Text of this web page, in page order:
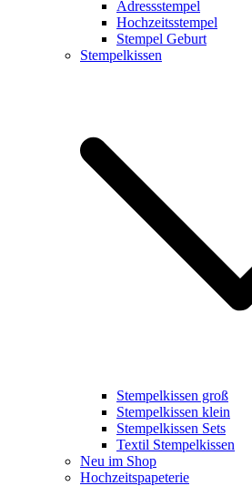
Adressstempel
Hochzeitsstempel
Stempel Geburt
Stempelkissen
Stempelkissen groß
Stempelkissen klein
Stempelkissen Sets
Textil Stempelkissen
Neu im Shop
Hochzeitspapeterie